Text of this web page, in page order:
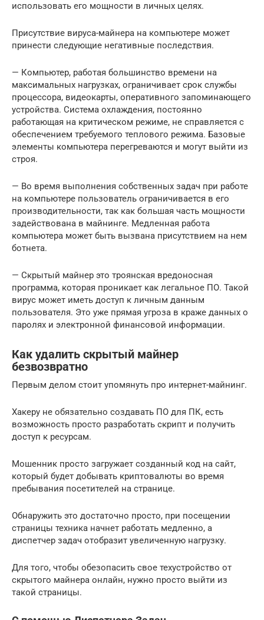
использовать его мощности в личных целях.
Присутствие вируса-майнера на компьютере может
принести следующие негативные последствия.
— Компьютер, работая большинство времени на
максимальных нагрузках, ограничивает срок службы
процессора, видеокарты, оперативного запоминающего
устройства. Система охлаждения, постоянно
работающая на критическом режиме, не справляется с
обеспечением требуемого теплового режима. Базовые
элементы компьютера перегреваются и могут выйти из
строя.
— Во время выполнения собственных задач при работе
на компьютере пользователь ограничивается в его
производительности, так как большая часть мощности
задействована в майнинге. Медленная работа
компьютера может быть вызвана присутствием на нем
ботнета.
— Скрытый майнер это троянская вредоносная
программа, которая проникает как легальное ПО. Такой
вирус может иметь доступ к личным данным
пользователя. Это уже прямая угроза в краже данных о
паролях и электронной финансовой информации.
Как удалить скрытый майнер
безвозвратно
Первым делом стоит упомянуть про интернет-майнинг.
Хакеру не обязательно создавать ПО для ПК, есть
возможность просто разработать скрипт и получить
доступ к ресурсам.
Мошенник просто загружает созданный код на сайт,
который будет добывать криптовалюты во время
пребывания посетителей на странице.
Обнаружить это достаточно просто, при посещении
страницы техника начнет работать медленно, а
диспетчер задач отобразит увеличенную нагрузку.
Для того, чтобы обезопасить свое техустройство от
скрытого майнера онлайн, нужно просто выйти из
такой страницы.